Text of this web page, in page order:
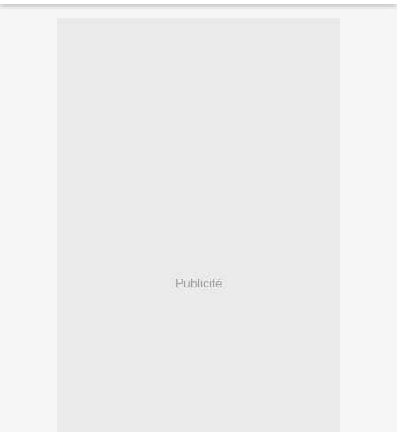
Publicité